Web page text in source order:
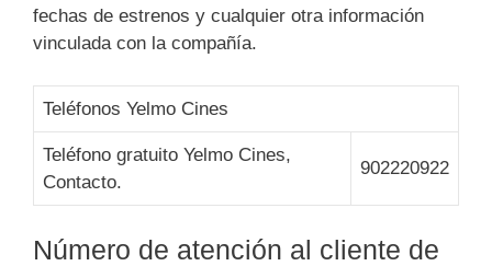
fechas de estrenos y cualquier otra información
vinculada con la compañía.
Teléfonos Yelmo Cines
Teléfono gratuito Yelmo Cines,
Contacto.
902220922
Número de atención al cliente de